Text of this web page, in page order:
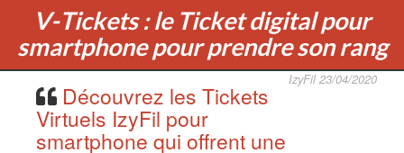
V-Tickets : le Ticket digital pour
smartphone pour prendre son rang
IzyFil 23/04/2020
Découvrez les Tickets
Virtuels IzyFil pour
smartphone qui offrent une